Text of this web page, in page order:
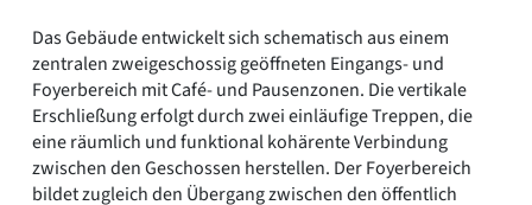
Das Gebäude entwickelt sich schematisch aus einem
zentralen zweigeschossig geöffneten Eingangs- und
Foyerbereich mit Café- und Pausenzonen. Die vertikale
Erschließung erfolgt durch zwei einläufige Treppen, die
eine räumlich und funktional kohärente Verbindung
zwischen den Geschossen herstellen. Der Foyerbereich
bildet zugleich den Übergang zwischen den öffentlich